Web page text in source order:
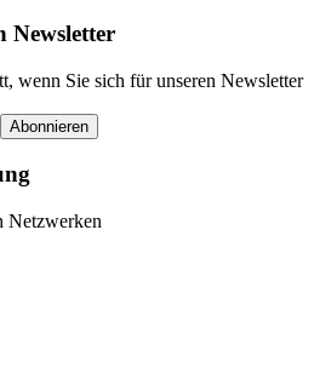
Newsletter
wenn Sie sich für unseren Newsletter
Abonnieren
Netzwerken